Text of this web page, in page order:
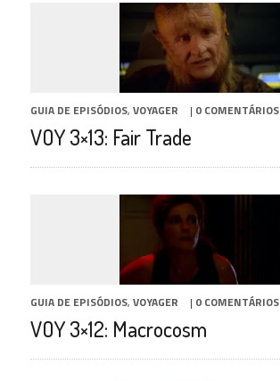
GUIA DE EPISÓDIOS, VOYAGER | 0 COMENTÁRIOS
VOY 3×13: Fair Trade
GUIA DE EPISÓDIOS, VOYAGER | 0 COMENTÁRIOS
VOY 3×12: Macrocosm